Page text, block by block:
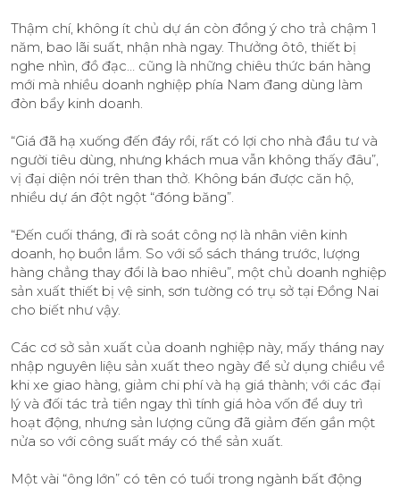
Thậm chí, không ít chủ dự án còn đồng ý cho trả chậm 1
năm, bao lãi suất, nhận nhà ngay. Thưởng ôtô, thiết bị
nghe nhìn, đồ đạc… cũng là những chiêu thức bán hàng
mới mà nhiều doanh nghiệp phía Nam đang dùng làm
đòn bẩy kinh doanh.
“Giá đã hạ xuống đến đáy rồi, rất có lợi cho nhà đầu tư và
người tiêu dùng, nhưng khách mua vẫn không thấy đâu”,
vị đại diện nói trên than thở. Không bán được căn hộ,
nhiều dự án đột ngột “đóng băng”.
“Đến cuối tháng, đi rà soát công nợ là nhân viên kinh
doanh, họ buồn lắm. So với sổ sách tháng trước, lượng
hàng chẳng thay đổi là bao nhiêu”, một chủ doanh nghiệp
sản xuất thiết bị vệ sinh, sơn tường có trụ sở tại Đồng Nai
cho biết như vậy.
Các cơ sở sản xuất của doanh nghiệp này, mấy tháng nay
nhập nguyên liệu sản xuất theo ngày để sử dụng chiều về
khi xe giao hàng, giảm chi phí và hạ giá thành; với các đại
lý và đối tác trả tiền ngay thì tính giá hòa vốn để duy trì
hoạt động, nhưng sản lượng cũng đã giảm đến gần một
nửa so với công suất máy có thể sản xuất.
Một vài “ông lớn” có tên có tuổi trong ngành bất động